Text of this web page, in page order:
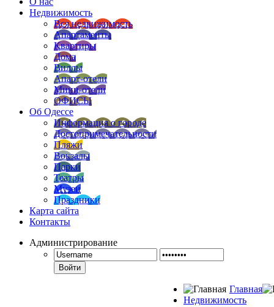
Недвижимость
Вся недвижимость
Апартаменты
Квартиры
Дома
Виллы
Апарт-отели
Мини-отели
ОФИСЫ
Об Одессе
Информация о городе
Достопримечательности
Пляжи
Вокзалы
Парки
Театры
Музеи
Праздники
Карта сайта
Контакты
Администрирование
Войти
Главная
Недвижимость